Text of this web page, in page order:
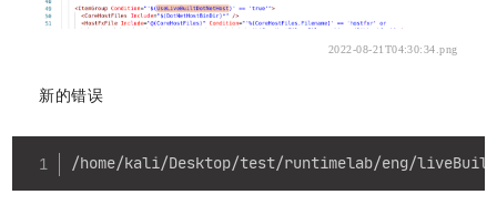
2022-08-21T04:30:34.png
新的错误
/home/kali/Desktop/test/runtimelab/eng/